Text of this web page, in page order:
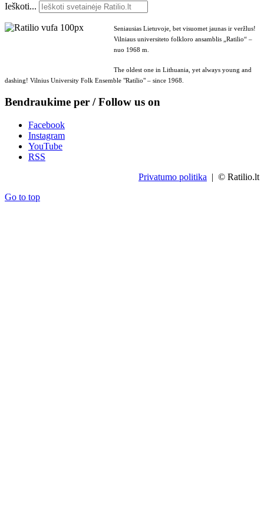
Ieškoti...
Seniausias Lietuvoje, bet visuomet jaunas ir veržlus!
Vilniaus universiteto folkloro ansamblis „Ratilio“ –
nuo 1968 m.
The oldest one in Lithuania, yet always young and
dashing! Vilnius University Folk Ensemble "Ratilio" – since 1968.
Bendraukime per / Follow us on
Facebook
Instagram
YouTube
RSS
Privatumo politika | © Ratilio.lt
Go to top